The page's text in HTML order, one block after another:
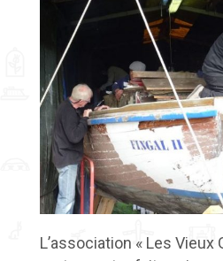
L’association « Les Vieux